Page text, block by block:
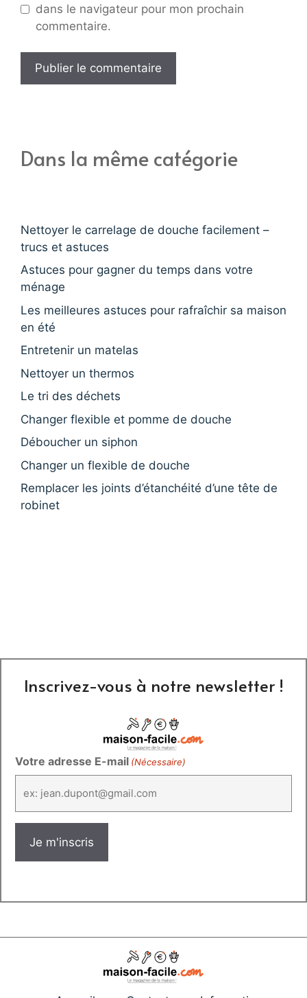
dans le navigateur pour mon prochain
commentaire.
Dans la même catégorie
Nettoyer le carrelage de douche facilement –
trucs et astuces
Astuces pour gagner du temps dans votre
ménage
Les meilleures astuces pour rafraîchir sa maison
en été
Entretenir un matelas
Nettoyer un thermos
Le tri des déchets
Changer flexible et pomme de douche
Déboucher un siphon
Changer un flexible de douche
Remplacer les joints d’étanchéité d’une tête de
robinet
Inscrivez-vous à notre newsletter !
Votre adresse E-mail (Nécessaire)